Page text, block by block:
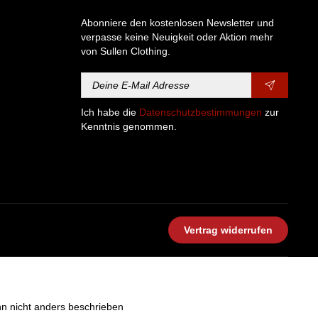
Abonniere den kostenlosen Newsletter und
verpasse keine Neuigkeit oder Aktion mehr
von Sullen Clothing.
Ich habe die Datenschutzbestimmungen zur
Kenntnis genommen.
Vertrag widerrufen
nicht anders beschrieben